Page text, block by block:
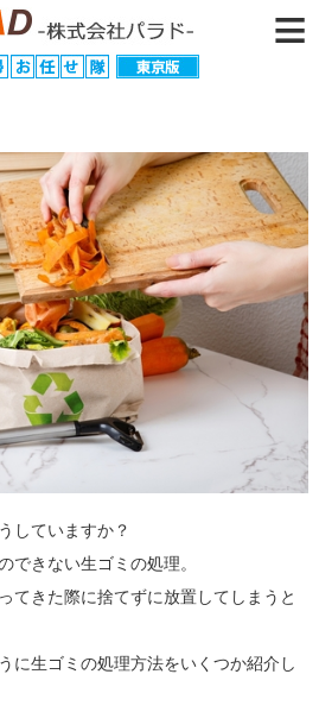
≡
していますか？
できない生ゴミの処理。
てきた際に捨てずに放置してしまうと
に生ゴミの処理方法をいくつか紹介し